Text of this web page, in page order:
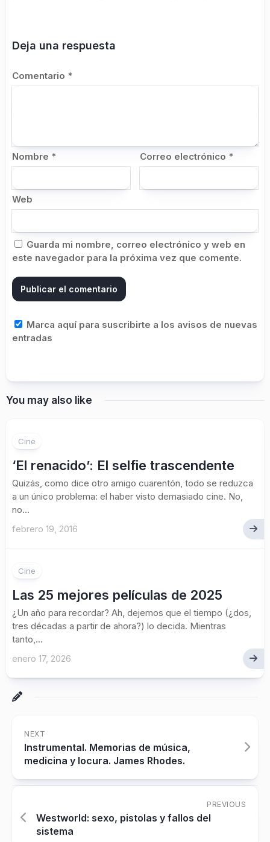
Deja una respuesta
Comentario *
Nombre * Correo electrónico *
Web
Guarda mi nombre, correo electrónico y web en
este navegador para la próxima vez que comente.
Marca aquí para suscribirte a los avisos de nuevas
entradas
You may also like
Cine
‘El renacido’: El selfie trascendente
Quizás, como dice otro amigo cuarentón, todo se reduzca
a un único problema: el haber visto demasiado cine. No,
no...
febrero 19, 2016
Cine
Las 25 mejores películas de 2025
¿Un año para recordar? Ah, dejemos que el tiempo (¿dos,
tres décadas a partir de ahora?) lo decida. Mientras
tanto,...
enero 17, 2026
NEXT
Instrumental. Memorias de música,
medicina y locura. James Rhodes.
PREVIOUS
Westworld: sexo, pistolas y fallos del
sistema